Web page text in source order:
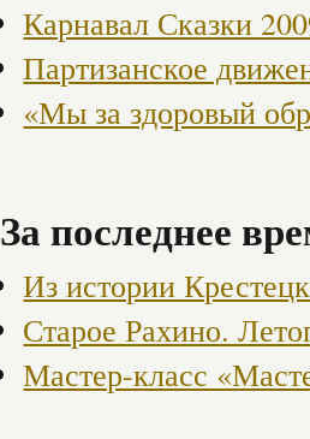
Карнавал Сказки
Партизанское
«Мы за здоровый
За последнее
Из истории
Старое Рахино.
Мастер-класс